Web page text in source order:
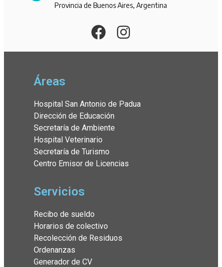
Provincia de Buenos Aires, Argentina
Áreas
Hospital San Antonio de Padua
Dirección de Educación
Secretaría de Ambiente
Hospital Veterinario
Secretaría de Turismo
Centro Emisor de Licencias
Servicios
Recibo de sueldo
Horarios de colectivo
Recolección de Residuos
Ordenanzas
Generador de CV